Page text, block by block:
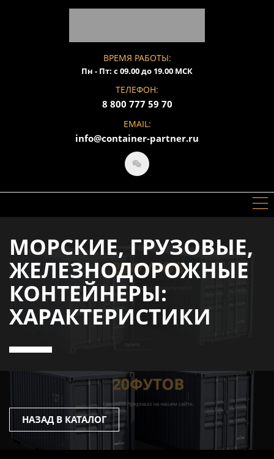
ВРЕМЯ РАБОТЫ:
Пн - Пт: с 09.00 до 19.00 МСК
ТЕЛЕФОН:
8 800 777 59 70
EMAIL:
info@container-partner.ru
МОРСКИЕ, ГРУЗОВЫЕ,
ЖЕЛЕЗНОДОРОЖНЫЕ
КОНТЕЙНЕРЫ:
ХАРАКТЕРИСТИКИ
НАЗАД В КАТАЛОГ